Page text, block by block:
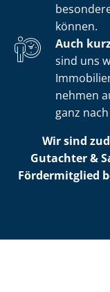
können.
Auch
sind uns
nehmen
ganz
Wir sind
Gutachter &
Fördermitglied